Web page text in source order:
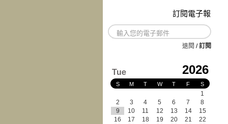
訂閱電子報
退閱 /訂閱
Tue 2026
S M T W T F S
1
2
3 4 5 6 7
8
9
10 11 12 13 14
15
16
17 18 19 20 21
22